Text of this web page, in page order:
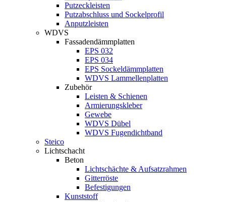
Putzeckleisten
Putzabschluss und Sockelprofil
Anputzleisten
WDVS
Fassadendämmplatten
EPS 032
EPS 034
EPS Sockeldämmplatten
WDVS Lammellenplatten
Zubehör
Leisten & Schienen
Armierungskleber
Gewebe
WDVS Dübel
WDVS Fugendichtband
Steico
Lichtschacht
Beton
Lichtschächte & Aufsatzrahmen
Gitterröste
Befestigungen
Kunststoff